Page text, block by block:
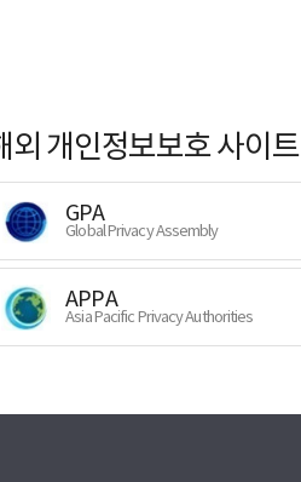
외 개인정보보호 사이트
GPA
Global Privacy Assembly
APPA
Asia Pacific Privacy Authorities